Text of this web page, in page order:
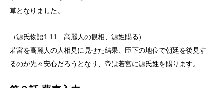
草となりました。
（源氏物語1.11 高麗人の観相、源姓賜る）
若宮を高麗人の人相見に見せた結果、臣下の地位で朝廷を後見す
るのが先々安心だろうとなり、帝は若宮に源氏姓を賜ります。